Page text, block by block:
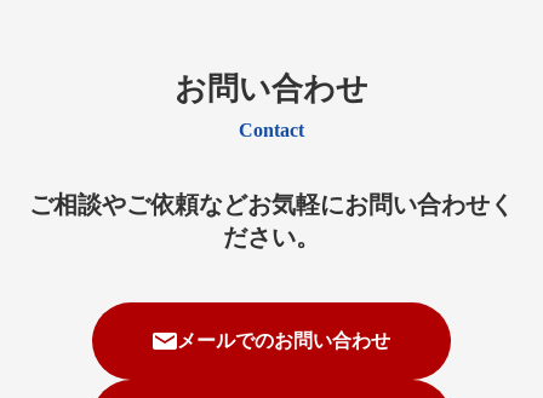
お問い合わせ
Contact
ご相談やご依頼などお気軽にお問い合わせく
ださい。
メールでのお問い合わせ